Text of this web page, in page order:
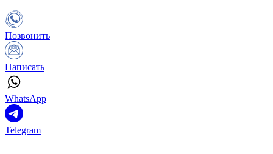
Позвонить
Написать
WhatsApp
Telegram